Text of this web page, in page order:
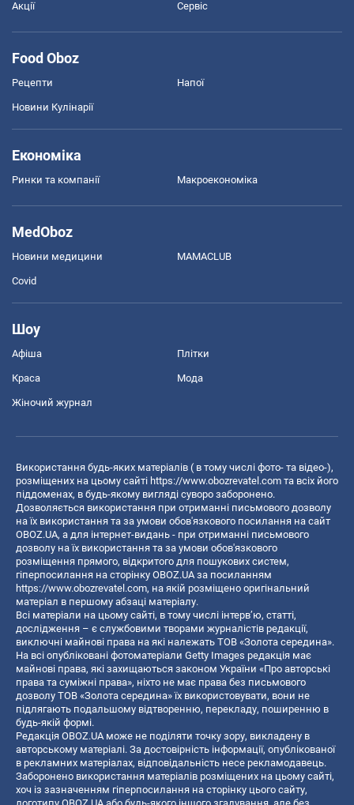
Акції Сервіс
Food Oboz
Рецепти Напої
Новини Кулінарії
Економіка
Ринки та компанії Макроекономіка
MedOboz
Новини медицини MAMACLUB
Covid
Шоу
Афіша Плітки
Краса Мода
Жіночий журнал
Використання будь-яких матеріалів ( в тому числі фото- та відео-),
розміщених на цьому сайті https://www.obozrevatel.com та всіх його
піддоменах, в будь-якому вигляді суворо заборонено.
Дозволяється використання при отриманні письмового дозволу
на їх використання та за умови обов'язкового посилання на сайт
OBOZ.UA, а для інтернет-видань - при отриманні письмового
дозволу на їх використання та за умови обов'язкового
розміщення прямого, відкритого для пошукових систем,
гіперпосилання на сторінку OBOZ.UA за посиланням
https://www.obozrevatel.com, на якій розміщено оригінальний
матеріал в першому абзаці матеріалу.
Всі матеріали на цьому сайті, в тому числі інтерв’ю, статті,
дослідження – є службовими творами журналістів редакції,
виключні майнові права на які належать ТОВ «Золота середина».
На всі опубліковані фотоматеріали Getty Images редакція має
майнові права, які захищаються законом України «Про авторські
права та суміжні права», ніхто не має права без письмового
дозволу ТОВ «Золота середина» їх використовувати, вони не
підлягають подальшому відтворенню, перекладу, поширенню в
будь-якій формі.
Редакція OBOZ.UA може не поділяти точку зору, викладену в
авторському матеріалі. За достовірність інформації, опублікованої
в рекламних матеріалах, відповідальність несе рекламодавець.
Заборонено використання матеріалів розміщених на цьому сайті,
хоч із зазначенням гіперпосилання на сторінку цього сайту,